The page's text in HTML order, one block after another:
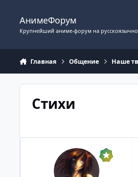
АнимеФорум
Крупнейший аниме-форум на
Главная Общение Наше
Стихи